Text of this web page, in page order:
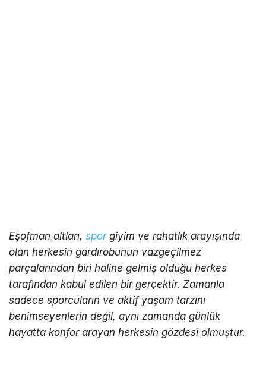
Eşofman altları, sporgiyim ve rahatlık arayışında
olan herkesin gardırobunun vazgeçilmez
parçalarından biri haline gelmiş olduğu herkes
tarafından kabul edilen bir gerçektir. Zamanla
sadece sporcuların ve aktif yaşam tarzını
benimseyenlerin değil, aynı zamanda günlük
hayatta konfor arayan herkesin gözdesi olmuştur.